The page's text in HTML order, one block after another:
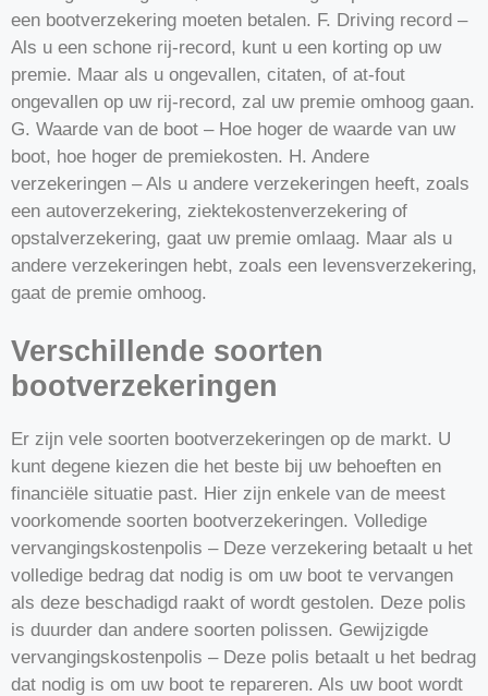
een bootverzekering moeten betalen. F. Driving record –
Als u een schone rij-record, kunt u een korting op uw
premie. Maar als u ongevallen, citaten, of at-fout
ongevallen op uw rij-record, zal uw premie omhoog gaan.
G. Waarde van de boot – Hoe hoger de waarde van uw
boot, hoe hoger de premiekosten. H. Andere
verzekeringen – Als u andere verzekeringen heeft, zoals
een autoverzekering, ziektekostenverzekering of
opstalverzekering, gaat uw premie omlaag. Maar als u
andere verzekeringen hebt, zoals een levensverzekering,
gaat de premie omhoog.
Verschillende soorten
bootverzekeringen
Er zijn vele soorten bootverzekeringen op de markt. U
kunt degene kiezen die het beste bij uw behoeften en
financiële situatie past. Hier zijn enkele van de meest
voorkomende soorten bootverzekeringen. Volledige
vervangingskostenpolis – Deze verzekering betaalt u het
volledige bedrag dat nodig is om uw boot te vervangen
als deze beschadigd raakt of wordt gestolen. Deze polis
is duurder dan andere soorten polissen. Gewijzigde
vervangingskostenpolis – Deze polis betaalt u het bedrag
dat nodig is om uw boot te repareren. Als uw boot wordt